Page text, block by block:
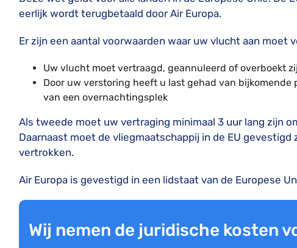
eerlijk wordt terugbetaald door Air Europa.
Er zijn een aantal voorwaarden waar uw vlucht aan moet
Uw vlucht moet vertraagd, geannuleerd of overboekt
Door uw verstoring heeft u last gehad van
van een overnachtingsplek
Als tweede moet uw vertraging minimaal 3 uur lang zijn
Daarnaast moet de vliegmaatschappij in de EU
vertrokken.
Air Europa is gevestigd in een lidstaat van de Europese
Wij nemen de juridische kosten